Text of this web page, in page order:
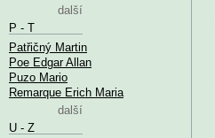
další
P - T
Patřičný Martin
Poe Edgar Allan
Puzo Mario
Remarque Erich Maria
další
U - Z